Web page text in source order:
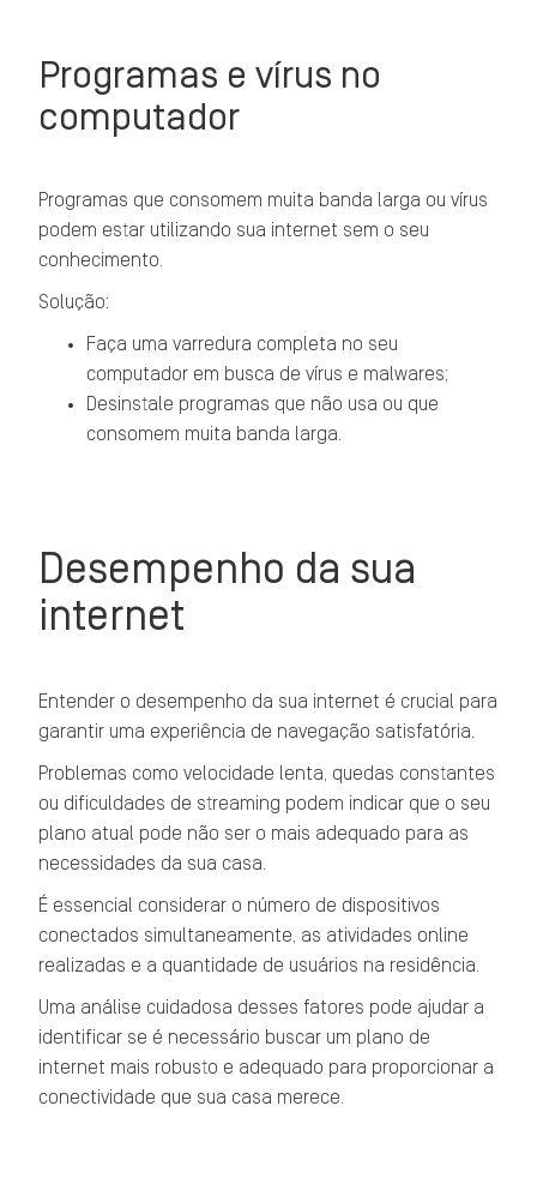
Programas e vírus no
computador
Programas que consomem muita banda larga ou vírus
podem estar utilizando sua internet sem o seu
conhecimento.
Solução:
Faça uma varredura completa no seu
computador em busca de vírus e malwares;
Desinstale programas que não usa ou que
consomem muita banda larga.
Desempenho da sua
internet
Entender o desempenho da sua internet é crucial para
garantir uma experiência de navegação satisfatória.
Problemas como velocidade lenta, quedas constantes
ou dificuldades de streaming podem indicar que o seu
plano atual pode não ser o mais adequado para as
necessidades da sua casa.
É essencial considerar o número de dispositivos
conectados simultaneamente, as atividades online
realizadas e a quantidade de usuários na residência.
Uma análise cuidadosa desses fatores pode ajudar a
identificar se é necessário buscar um plano de
internet mais robusto e adequado para proporcionar a
conectividade que sua casa merece.